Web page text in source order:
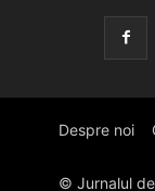
Despre noi
© Jurnalul